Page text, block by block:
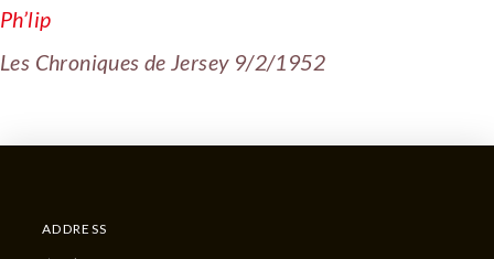
Ph’lip
Les Chroniques de Jersey 9/2/1952
ADDRESS